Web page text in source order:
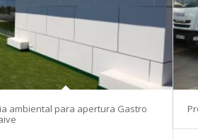
ambiental para apertura Gastro